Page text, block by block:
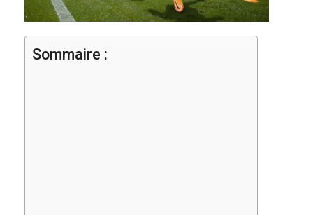
Sommaire :